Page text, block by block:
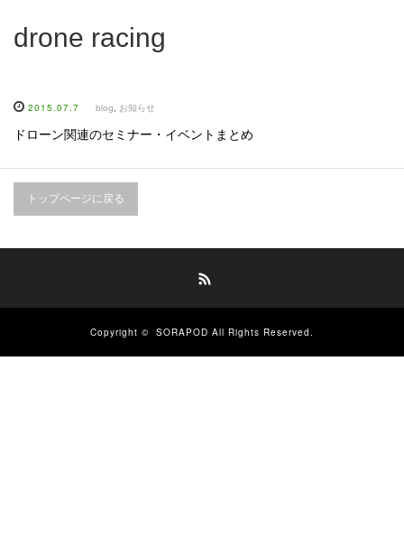
drone racing
2015.07.7 blog お知らせ
ドローン関連のセミナー・イベントまとめ
トップページに戻る
Copyright © SORAPOD All Rights Reserved.